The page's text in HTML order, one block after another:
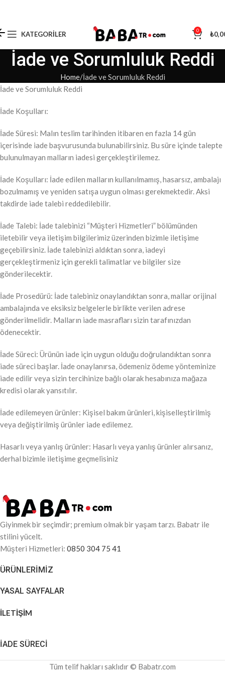
KATEGORILER 0 ₺
İade ve Sorumluluk Reddi
Home İade ve Sorumluluk Reddi
İade ve Sorumluluk Reddi
İade Koşulları:
İade Süresi: Malın teslim tarihinden itibaren en fazla 14 gün
içerisinde iade başvurusunda bulunabilirsiniz. Bu süre içinde talepte
bulunulmayan malların iadesi gerçekleştirilemez.
İade Koşulları: İade edilen malların kullanılmamış, hasarsız, ambalajı
bozulmamış ve yeniden satışa uygun olması gerekmektedir. Aksi
takdirde iade talebi reddedilebilir.
İade Talebi: İade talebinizi “Müşteri Hizmetleri” bölümünden
iletebilir veya iletişim bilgilerimiz üzerinden bizimle iletişime
geçebilirsiniz. İade talebinizi aldıktan sonra, iadeyi
gerçekleştirmeniz için gerekli talimatlar ve bilgiler size
gönderilecektir.
İade Prosedürü: İade talebiniz onaylandıktan sonra, mallar orijinal
ambalajında ve eksiksiz belgelerle birlikte verilen adrese
gönderilmelidir. Malların iade masrafları sizin tarafınızdan
ödenecektir.
İade Süreci: Ürünün iade için uygun olduğu doğrulandıktan sonra
iade süreci başlar. İade onaylanırsa, ödemeniz ödeme yönteminize
iade edilir veya sizin tercihinize bağlı olarak hesabınıza mağaza
kredisi olarak yansıtılır.
İade edilemeyen ürünler: Kişisel bakım ürünleri, kişiselleştirilmiş
veya değiştirilmiş ürünler iade edilemez.
Hasarlı veya yanlış ürünler: Hasarlı veya yanlış ürünler alırsanız,
derhal bizimle iletişime geçmelisiniz
Giyinmek bir seçimdir; premium olmak bir yaşam tarzı. Babatr ile
stilini yücelt.
Müşteri Hizmetleri: 0850 304 75 41
ÜRÜNLERIMIZ
YASAL SAYFALAR
İLETİŞİM
İADE SÜRECİ
Tüm telif hakları saklıdır © Babatr.com